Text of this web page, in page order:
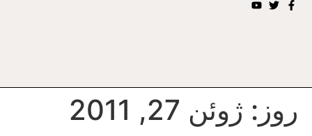
روز: ژوئن 27, 2011